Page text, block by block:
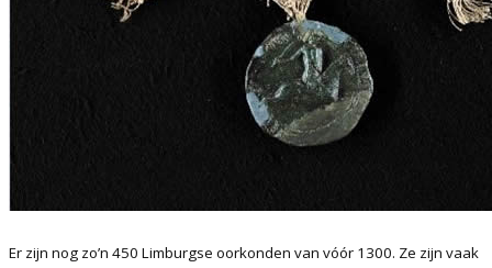
Er zijn nog zo’n 450 Limburgse oorkonden van vóór 1300. Ze zijn vaak